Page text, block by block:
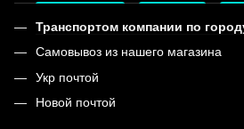
Транспортом компании по
Самовывоз из нашего магазина
Укр почтой
Новой почтой